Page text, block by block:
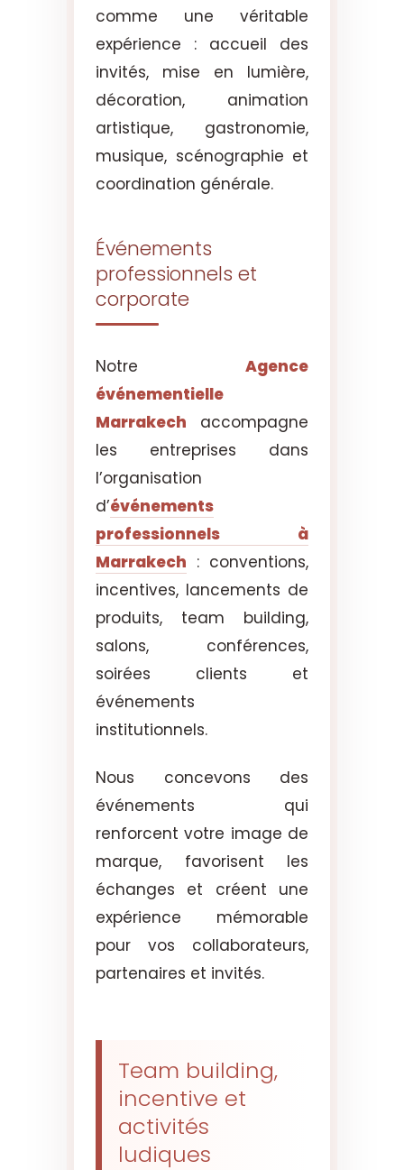
comme une véritable
expérience : accueil des
invités, mise en lumière,
décoration, animation
artistique, gastronomie,
musique, scénographie et
coordination générale.
Événements
professionnels et
corporate
Notre Agence
événementielle
Marrakech accompagne
les entreprises dans
l’organisation
d’événements
professionnels à
Marrakech : conventions,
incentives, lancements de
produits, team building,
salons, conférences,
soirées clients et
événements
institutionnels.
Nous concevons des
événements qui
renforcent votre image de
marque, favorisent les
échanges et créent une
expérience mémorable
pour vos collaborateurs,
partenaires et invités.
Team building,
incentive et
activités
ludiques